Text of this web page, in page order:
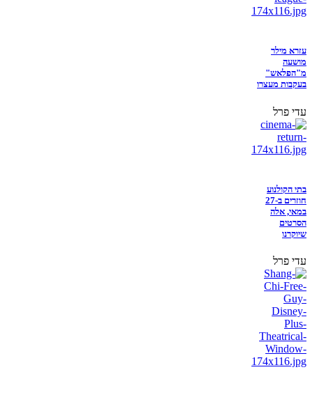
עזרא מילר
מושעה
מ"הפלאש"
בעקבות מעצרו
עדי פרל
בתי הקולנוע
חוזרים ב-27
במאי, אלה
הסרטים
שיוקרנו
עדי פרל